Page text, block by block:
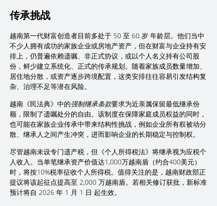
传承挑战
越南第一代财富创造者目前多处于 50 至 60 岁 年龄层。他们当中
不少人拥有成功的家族企业或房地产资产，但在财富与企业持有安
排上，仍普遍依赖遗嘱、非正式协议，或以个人名义持有公司股
份，鲜少建立系统化、正式的传承规划。随着家族成员数量增加、
居住地分散，或资产逐步跨境配置，这类安排往往容易引发结构复
杂、治理不足等潜在风险。
越南《民法典》中的强制继承条款要求为近亲属保留最低继承份
额，限制了遗嘱处分的自由。该制度在保障家庭成员权益的同时，
也可能在家族企业传承中带来结构性挑战，例如企业所有权被动分
散、继承人之间产生冲突，进而影响企业的长期稳定与控制权。
尽管越南未设专门遗产税，但《个人所得税法》将继承视为应税个
人收入。当单笔继承资产价值达1,000万越南盾（约合400美元）
时，将按10%税率征收个人所得税。值得关注的是，越南财政部正
提议将该起征点提高至 2,000 万越南盾。若相关修订获批，新标准
预计将自 2026 年 1 月 1 日 起生效。